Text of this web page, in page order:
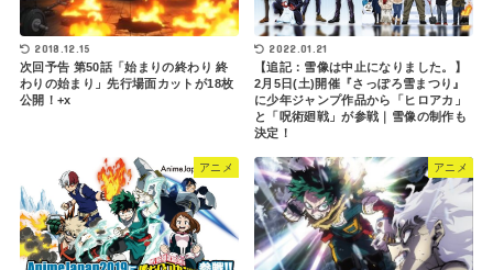
2018.12.15
次回予告 第50話「始まりの終わり 終
わりの始まり」先行場面カットが18枚
公開！+x
2022.01.21
【追記：雪像は中止になりました。】
2月5日(土)開催『さっぽろ雪まつり』
に少年ジャンプ作品から「ヒロアカ」
と「呪術廻戦」が参戦｜雪像の制作も
決定！
アニメ アニメ